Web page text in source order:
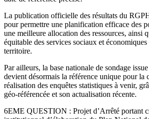
La publication officielle des résultats du
pour permettre une planification efficace des
une meilleure allocation des ressources, ainsi
équitable des services sociaux et économiques
territoire.
Par ailleurs, la base nationale de sondage
devient désormais la référence unique pour la
réalisation des enquêtes statistiques à venir,
géo-référencée et son actualisation récente.
6EME QUESTION : Projet d’Arrêté portant